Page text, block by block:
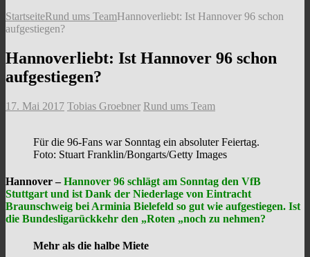
StartseiteRund ums TeamHannoverliebt: Ist Hannover 96 schon
aufgestiegen?
Hannoverliebt: Ist Hannover 96 schon
aufgestiegen?
17. Mai 2017 Tobias Groebner Rund ums Team
Für die 96-Fans war Sonntag ein absoluter Feiertag.
Foto: Stuart Franklin/Bongarts/Getty Images
Hannover –Hannover 96 schlägt am Sonntag den VfB
Stuttgart und ist Dank der Niederlage von Eintracht
Braunschweig bei Arminia Bielefeld so gut wie aufgestiegen. Ist
die Bundesligarückkehr den „Roten „noch zu nehmen?
Mehr als die halbe Miete